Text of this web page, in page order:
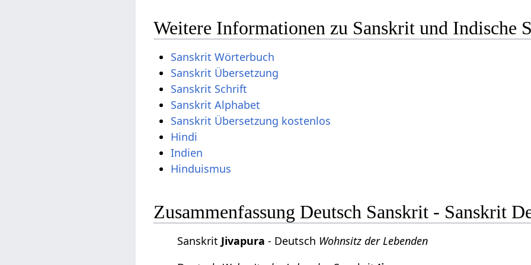
Weitere Informationen zu Sanskrit und Indische
Sanskrit Wörterbuch
Sanskrit Übersetzung
Sanskrit Schrift
Sanskrit Alphabet
Sanskrit Übersetzung kostenlos
Hindi
Indien
Hinduismus
Zusammenfassung Deutsch Sanskrit - Sanskrit
Sanskrit Jivapura - Deutsch Wohnsitz der Lebenden